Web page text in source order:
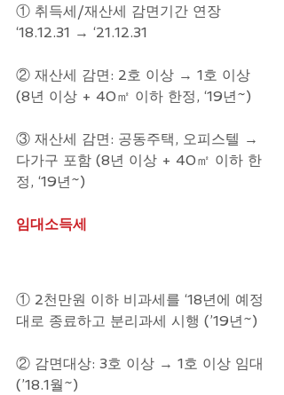
① 취득세/재산세 감면기간 연장
‘18.12.31 → ‘21.12.31
② 재산세 감면: 2호 이상 → 1호 이상
(8년 이상 + 40㎡ 이하 한정, ‘19년~)
③ 재산세 감면: 공동주택, 오피스텔 →
다가구 포함 (8년 이상 + 40㎡ 이하 한
정, ‘19년~)
임대소득세
① 2천만원 이하 비과세를 ‘18년에 예정
대로 종료하고 분리과세 시행 (’19년~)
② 감면대상: 3호 이상 → 1호 이상 임대
(’18.1월~)